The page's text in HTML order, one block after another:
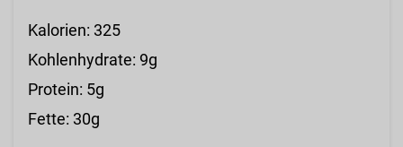
Kalorien: 325
Kohlenhydrate: 9g
Protein: 5g
Fette: 30g